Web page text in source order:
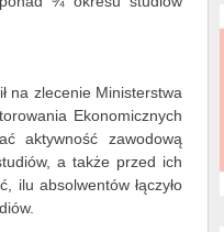
na zlecenie Ministerstwa
Ekonomicznych
aktywność zawodową
a także przed ich
ilu absolwentów łączyło